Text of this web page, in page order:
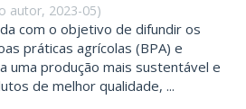
autor, 2023-05)
com o objetivo de difundir os
práticas agrícolas (BPA) e
uma produção mais sustentável e
de melhor qualidade, ...